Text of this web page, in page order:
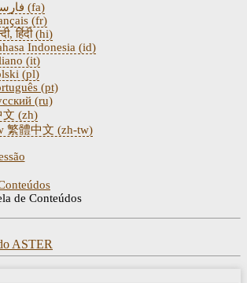
فارسی (fa)
(fr)
हिंदी (hi)
Indonesia (id)
(it)
(pl)
(pt)
(ru)
文 (zh)
繁體中文 (zh-tw)
de Conteúdos
ASTER